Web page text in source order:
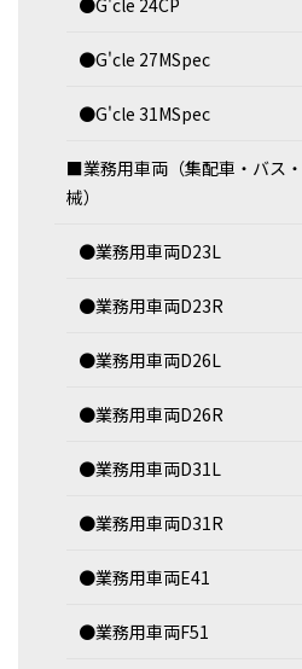
●G'cle 24CP
●G'cle 27MSpec
●G'cle 31MSpec
■業務用車両（集配車・バス
械）
●業務用車両D23L
●業務用車両D23R
●業務用車両D26L
●業務用車両D26R
●業務用車両D31L
●業務用車両D31R
●業務用車両E41
●業務用車両F51